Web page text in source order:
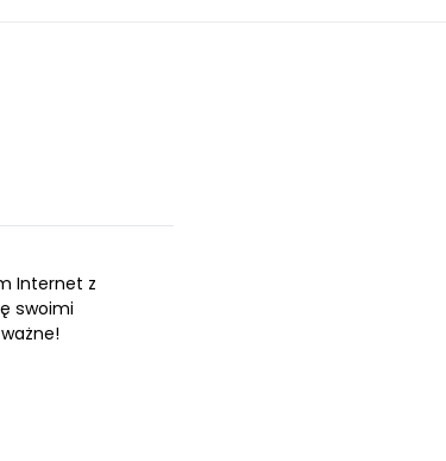
Internet z
swoimi